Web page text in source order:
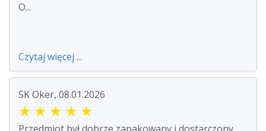
O...
Czytaj więcej ...
SK Oker, 08.01.2026
★ ★ ★ ★ ★